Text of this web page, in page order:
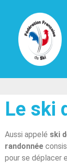
Le
Le ski
Aussi appelé ski
randonnée
pour se déplacer